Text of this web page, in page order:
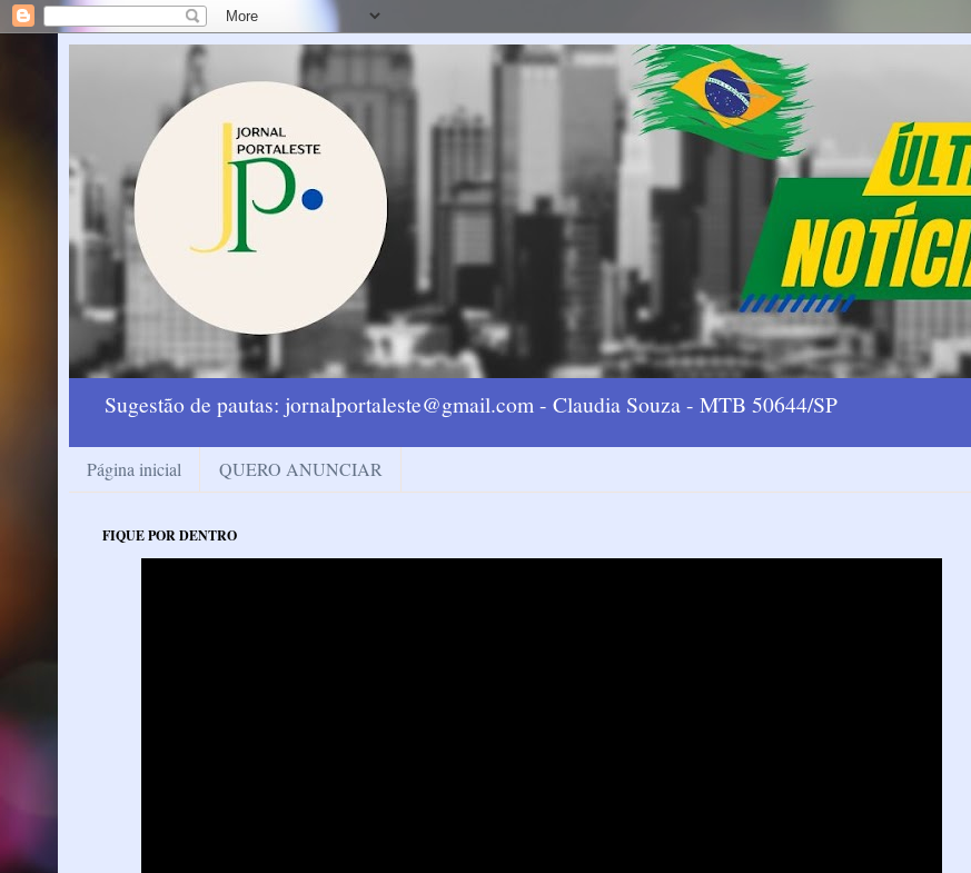
Sugestão de pautas: jornalportaleste@gmail.com - Claudia Souza - MTB 50644/SP
Página inicial QUERO ANUNCIAR
FIQUE POR DENTRO